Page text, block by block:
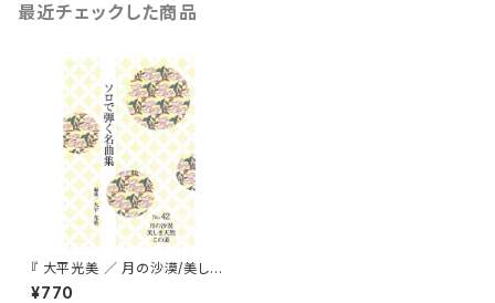
最近チェックした商品
『 大平光美 ／ 月の沙漠/美しき
天然/この道 』
¥770